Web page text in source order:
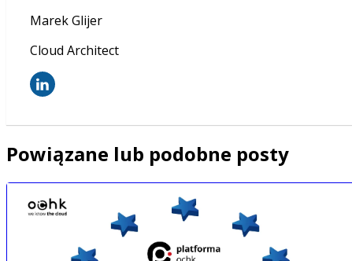
Marek Glijer
Cloud Architect
Powiązane lub podobne posty